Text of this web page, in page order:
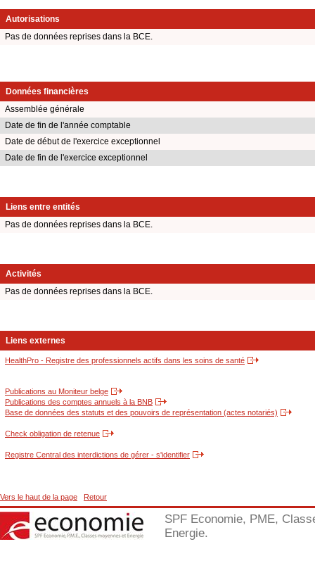
Autorisations
Pas de données reprises dans la BCE.
Données financières
Assemblée générale
Date de fin de l'année comptable
Date de début de l'exercice exceptionnel
Date de fin de l'exercice exceptionnel
Liens entre entités
Pas de données reprises dans la BCE.
Activités
Pas de données reprises dans la BCE.
Liens externes
HealthPro - Registre des professionnels actifs dans les soins de santé
Publications au Moniteur belge
Publications des comptes annuels à la BNB
Base de données des statuts et des pouvoirs de représentation (actes notariés)
Check obligation de retenue
Registre Central des interdictions de gérer - s'identifier
Vers le haut de la page Retour
SPF Economie, PME,
Energie.